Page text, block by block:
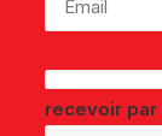
recevoir par